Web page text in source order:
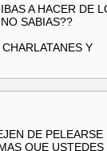
A HACER DE
SABIAS??
Y
DE PELEARSE
QUE USTEDES